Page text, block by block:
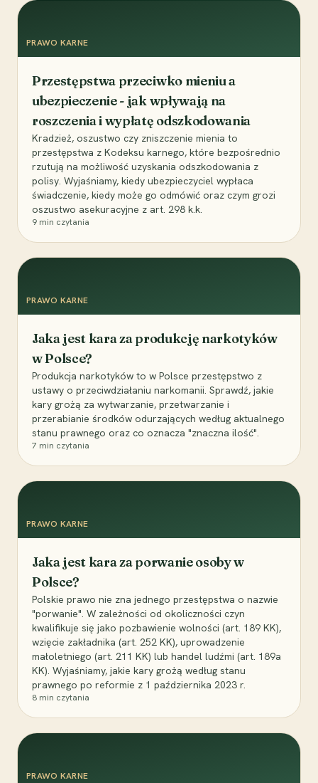
PRAWO KARNE
Przestępstwa przeciwko mieniu a
ubezpieczenie - jak wpływają na
roszczenia i wypłatę odszkodowania
Kradzież, oszustwo czy zniszczenie mienia to
przestępstwa z Kodeksu karnego, które bezpośrednio
rzutują na możliwość uzyskania odszkodowania z
polisy. Wyjaśniamy, kiedy ubezpieczyciel wypłaca
świadczenie, kiedy może go odmówić oraz czym grozi
oszustwo asekuracyjne z art. 298 k.k.
9 min czytania
PRAWO KARNE
Jaka jest kara za produkcję narkotyków
w Polsce?
Produkcja narkotyków to w Polsce przestępstwo z
ustawy o przeciwdziałaniu narkomanii. Sprawdź, jakie
kary grożą za wytwarzanie, przetwarzanie i
przerabianie środków odurzających według aktualnego
stanu prawnego oraz co oznacza "znaczna ilość".
7 min czytania
PRAWO KARNE
Jaka jest kara za porwanie osoby w
Polsce?
Polskie prawo nie zna jednego przestępstwa o nazwie
"porwanie". W zależności od okoliczności czyn
kwalifikuje się jako pozbawienie wolności (art. 189 KK),
wzięcie zakładnika (art. 252 KK), uprowadzenie
małoletniego (art. 211 KK) lub handel ludźmi (art. 189a
KK). Wyjaśniamy, jakie kary grożą według stanu
prawnego po reformie z 1 października 2023 r.
8 min czytania
PRAWO KARNE